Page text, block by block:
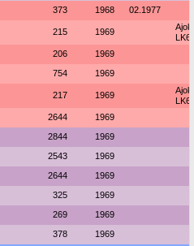
373 1968 02.1977
215 1969
206 1969
754 1969
217 1969
2644 1969
2844 1969
2543 1969
2644 1969
325 1969
269 1969
378 1969